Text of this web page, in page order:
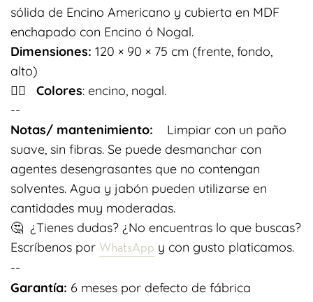
sólida de Encino Americano y cubierta en MDF
enchapado con Encino ó Nogal.
Dimensiones: 120 × 90 × 75 cm (frente, fondo,
alto)
👉🏽 Colores: encino, nogal.
--
Notas/ mantenimiento:
Limpiar con un paño
suave, sin fibras. Se puede desmanchar con
agentes desengrasantes que no contengan
solventes. Agua y jabón pueden utilizarse en
cantidades muy moderadas.
🤔 ¿Tienes dudas? ¿No encuentras lo que buscas?
Escríbenos por WhatsApp y con gusto platicamos.
--
Garantía: 6 meses por defecto de fábrica